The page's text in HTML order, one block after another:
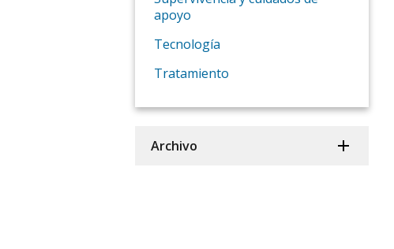
apoyo
Tecnología
Tratamiento
Archivo